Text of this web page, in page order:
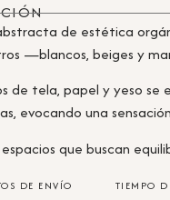
de estética
—blancos, beiges y
de tela, papel y yeso se
evocando una
que buscan
DE ENVÍO TIEMPO